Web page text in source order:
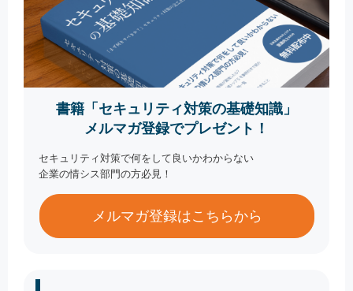
書籍「セキュリティ対策の基礎知識」
メルマガ登録でプレゼント！
セキュリティ対策で何をして良いかわからない
企業の情シス部門の方必見！
メルマガ登録はこちらから